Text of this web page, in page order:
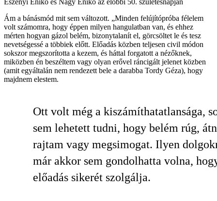
Ám a bánásmód mit sem változott. „Minden felújítópróba félelem
volt számomra, hogy éppen milyen hangulatban van, és ehhez
mérten hogyan gázol belém, bizonytalanít el, görcsöltet le és tesz
nevetségessé a többiek előtt. Előadás közben teljesen civil módon
sokszor megszorította a kezem, és háttal forgatott a nézőknek,
miközben én beszéltem vagy olyan erővel ráncigált jelenet közben
(amit egyáltalán nem rendezett bele a darabba Tordy Géza), hogy
majdnem elestem.
Ott volt még a kiszámíthatatlansága,
sem lehetett tudni, hogy belém rúg,
rajtam vagy megsimogat. Ilyen
már akkor sem gondolhatta volna,
előadás sikerét szolgálja.